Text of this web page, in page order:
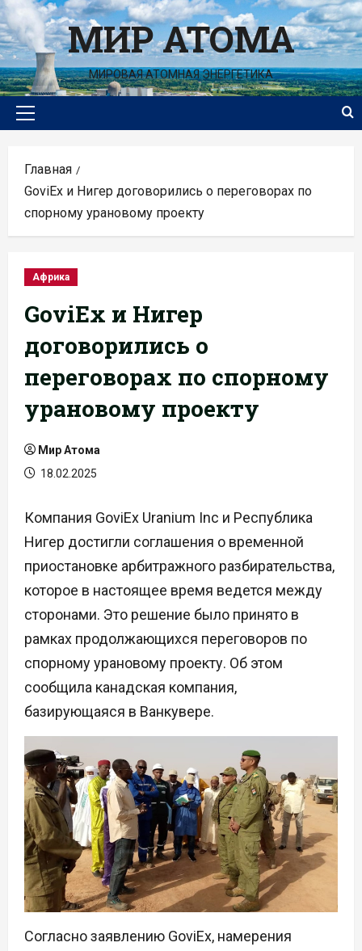
Перейти
к
содержимомуМИР АТОМА
МИРОВАЯ АТОМНАЯ ЭНЕРГЕТИКА
Основное
Главная
GoviEx и Нигер договорились о переговорах по
спорному урановому проекту
Африка
GoviEx и Нигер
договорились о
переговорах по спорному
урановому проекту
Мир Атома
18.02.2025
Компания GoviEx Uranium Inc и Республика
Нигер достигли соглашения о временной
приостановке арбитражного разбирательства,
которое в настоящее время ведется между
сторонами. Это решение было принято в
рамках продолжающихся переговоров по
спорному урановому проекту. Об этом
сообщила канадская компания,
базирующаяся в Ванкувере.
Согласно заявлению GoviEx, намерения